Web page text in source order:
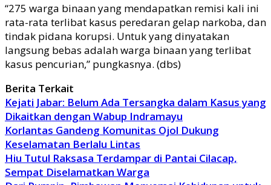
“275 warga binaan yang mendapatkan remisi kali ini
rata-rata terlibat kasus peredaran gelap narkoba, dan
tindak pidana korupsi. Untuk yang dinyatakan
langsung bebas adalah warga binaan yang terlibat
kasus pencurian,” pungkasnya. (dbs)
Berita Terkait
Kejati Jabar: Belum Ada Tersangka dalam Kasus yang
Dikaitkan dengan Wabup Indramayu
Korlantas Gandeng Komunitas Ojol Dukung
Keselamatan Berlalu Lintas
Hiu Tutul Raksasa Terdampar di Pantai Cilacap,
Sempat Diselamatkan Warga